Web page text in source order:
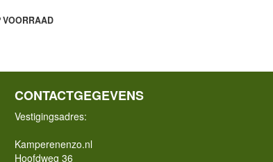
VOORRAAD
CONTACTGEGEVENS
Vestigingsadres:
Kamperenenzo.nl
Hoofdweg 36